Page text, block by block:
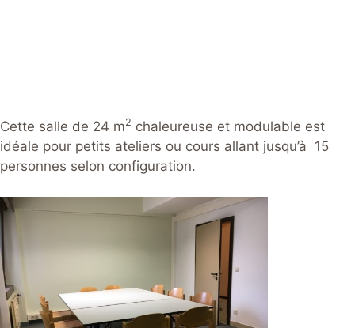
Cette salle de 24 m2 chaleureuse et modulable est
idéale pour petits ateliers ou cours allant jusqu’à 15
personnes selon configuration.